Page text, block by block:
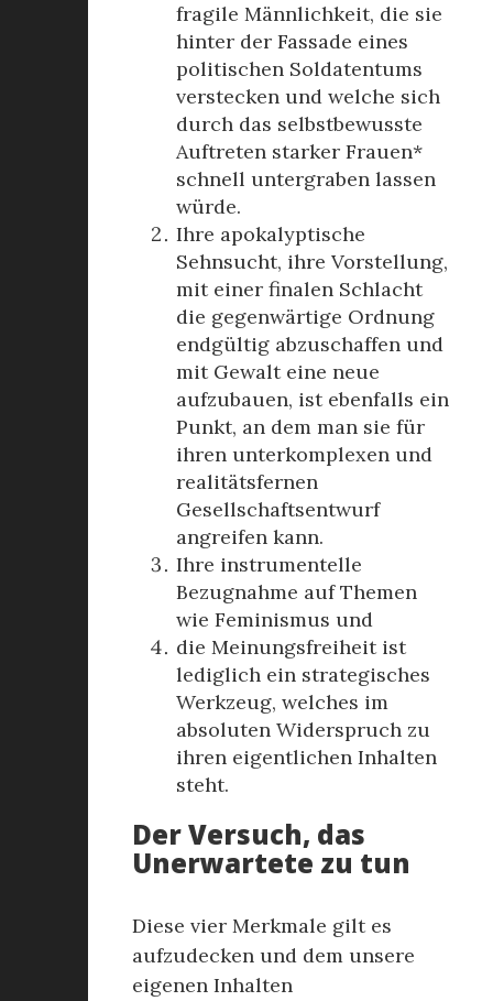
fragile Männlichkeit, die sie
hinter der Fassade eines
politischen Soldatentums
verstecken und welche sich
durch das selbstbewusste
Auftreten starker Frauen*
schnell untergraben lassen
würde.
Ihre apokalyptische
Sehnsucht, ihre Vorstellung,
mit einer finalen Schlacht
die gegenwärtige Ordnung
endgültig abzuschaffen und
mit Gewalt eine neue
aufzubauen, ist ebenfalls ein
Punkt, an dem man sie für
ihren unterkomplexen und
realitätsfernen
Gesellschaftsentwurf
angreifen kann.
Ihre instrumentelle
Bezugnahme auf Themen
wie Feminismus und
die Meinungsfreiheit ist
lediglich ein strategisches
Werkzeug, welches im
absoluten Widerspruch zu
ihren eigentlichen Inhalten
steht.
Der Versuch, das
Unerwartete zu tun
Diese vier Merkmale gilt es
aufzudecken und dem unsere
eigenen Inhalten